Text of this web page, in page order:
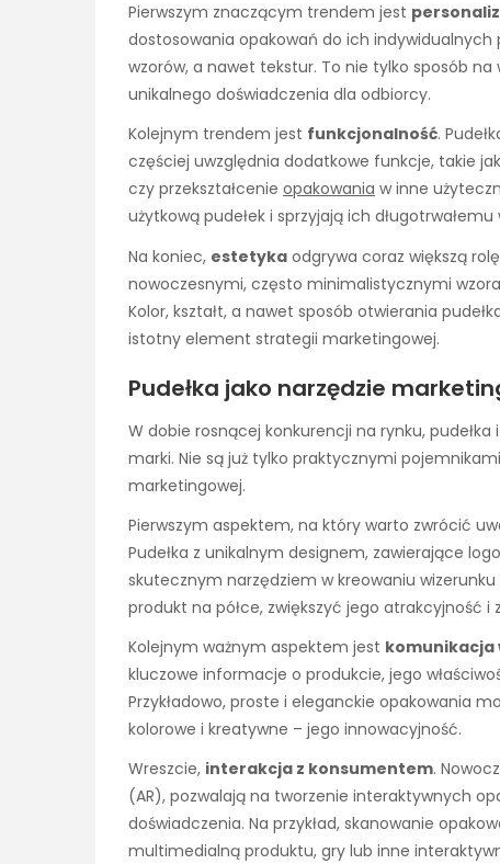
Pierwszym znaczącym trendem jest
dostosowania opakowań do ich indywidualnych
wzorów, a nawet tekstur. To nie tylko sposób
unikalnego doświadczenia dla odbiorcy.
Kolejnym trendem jest funkcjonalność.
częściej uwzględnia dodatkowe funkcje, takie
czy przekształcenie opakowania w inne
użytkową pudełek i sprzyjają ich
Na koniec, estetyka odgrywa coraz większą
nowoczesnymi, często minimalistycznymi
Kolor, kształt, a nawet sposób otwierania
istotny element strategii marketingowej.
Pudełka jako narzędzie
W dobie rosnącej konkurencji na rynku,
marki. Nie są już tylko praktycznymi
marketingowej.
Pierwszym aspektem, na który warto zwrócić
Pudełka z unikalnym designem, zawierające
skutecznym narzędziem w kreowaniu
produkt na półce, zwiększyć jego atrakcyjność
Kolejnym ważnym aspektem jest
kluczowe informacje o produkcie, jego
Przykładowo, proste i eleganckie opakowania
kolorowe i kreatywne – jego innowacyjność.
Wreszcie, interakcja z konsumentem.
(AR), pozwalają na tworzenie interaktywnych
doświadczenia. Na przykład, skanowanie
multimedialną produktu, gry lub inne